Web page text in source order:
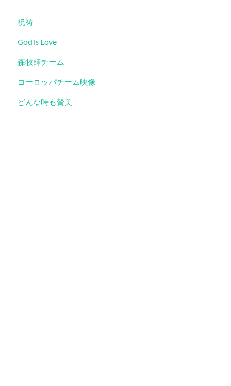
祝祷
God is Love!
森牧師チーム
ヨーロッパチーム映像
どんな時も賛美